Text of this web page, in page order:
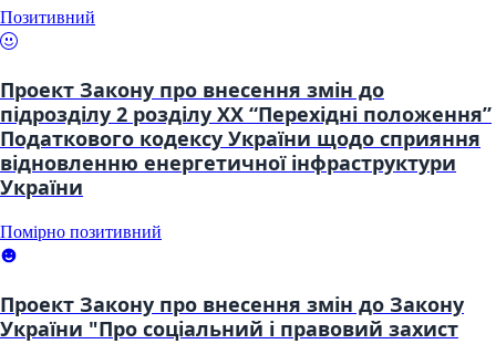
Позитивний
Проект Закону про внесення змін до
підрозділу 2 розділу XX “Перехідні положення”
Податкового кодексу України щодо сприяння
відновленню енергетичної інфраструктури
України
Помірно позитивний
Проект Закону про внесення змін до Закону
України "Про соціальний і правовий захист